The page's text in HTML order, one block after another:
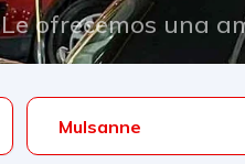
Le ofrecemos una
Mulsanne